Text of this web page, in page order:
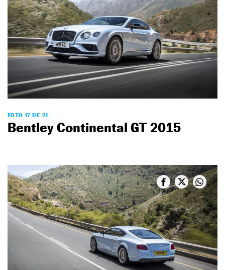
FOTO 17 DE 21
Bentley Continental GT 2015